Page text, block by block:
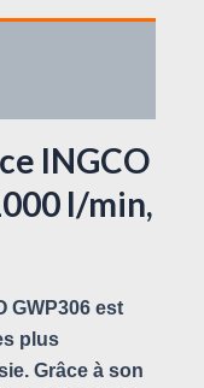
INGCO
l/min,
GWP306 est
plus
Grâce à son